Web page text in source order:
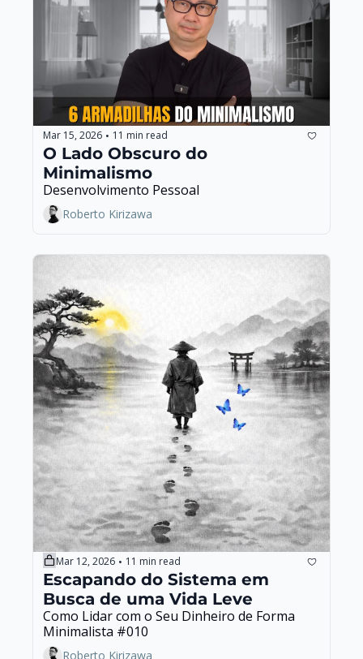
Mar 15, 2026 • 11 min read
O Lado Obscuro do
Minimalismo
Desenvolvimento Pessoal
Roberto Kirizawa
Mar 12, 2026 • 11 min read
Escapando do Sistema em
Busca de uma Vida Leve
Como Lidar com o Seu Dinheiro de Forma
Minimalista #010
Roberto Kirizawa